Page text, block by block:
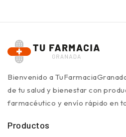
Bienvenido a
de tu salud y bienestar con
farmacéutico y envío rápido en
Productos